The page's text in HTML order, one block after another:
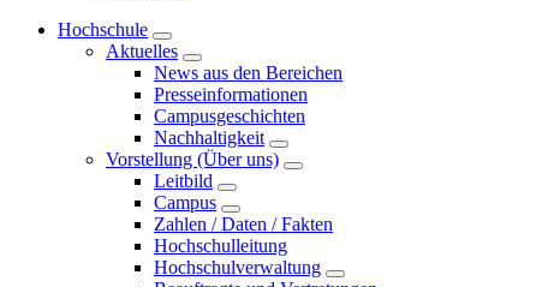
Hochschule
Aktuelles
News aus den Bereichen
Presseinformationen
Campusgeschichten
Nachhaltigkeit
Vorstellung (Über uns)
Leitbild
Campus
Zahlen / Daten / Fakten
Hochschulleitung
Hochschulverwaltung